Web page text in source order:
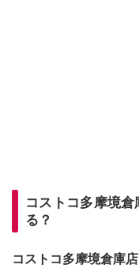
コストコ多摩境
る？
コストコ多摩境倉庫